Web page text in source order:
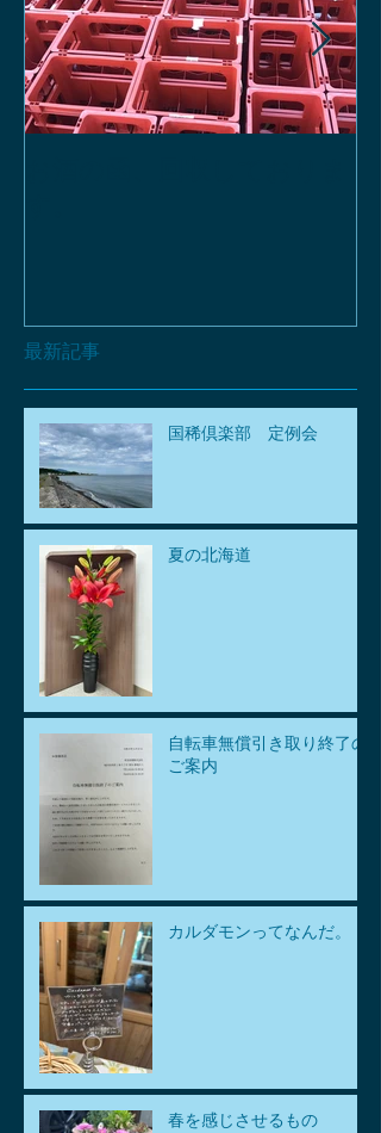
最新記事
国稀倶楽部 定例会
夏の北海道
自転車無償引き取り終了の
ご案内
カルダモンってなんだ。
春を感じさせるもの